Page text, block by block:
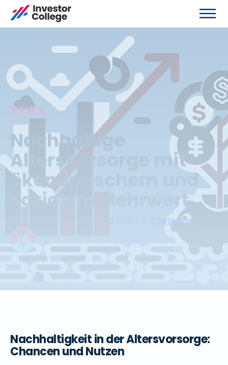
NEWS
Nachhaltige
Altersvorsorge mit
ökonomischem und
sozialem Mehrwert
Christian
Nachhaltigkeit in der Altersvorsorge:
Chancen und Nutzen